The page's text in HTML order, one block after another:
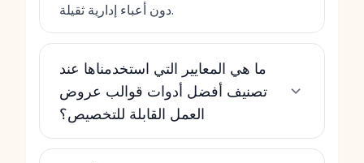
دون أعباء إدارية ثقيلة.
ما هي المعايير التي استخدمناها عند
تصنيف أفضل أدوات قوالب عروض
العمل القابلة للتخصيص؟